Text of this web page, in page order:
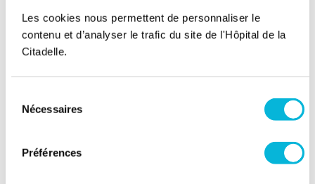
Les cookies nous permettent de personnaliser le
contenu et d’analyser le trafic du site de l'Hôpital de la
Citadelle.
Nécessaires
Préférences
Soutenez notre Fondation
Votre don à la Fondation permet de
financer des projets qui améliorent
leurs proches.